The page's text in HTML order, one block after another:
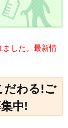
した。最新情
だわる!ご
中!